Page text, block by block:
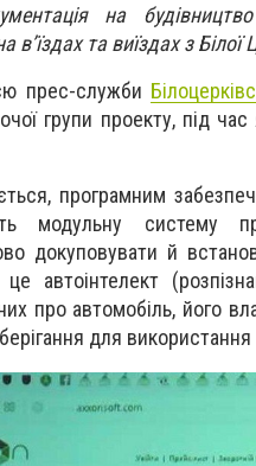
на
в’їздах та виїздах з
прес-служби
групи проекту, під
програмним
модульну систему
докуповувати й
автоінтелект
про автомобіль, його
для